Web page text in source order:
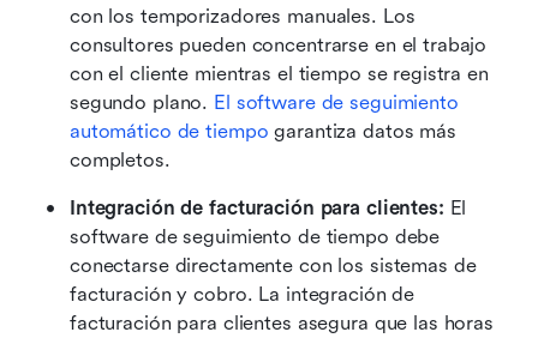
con los temporizadores manuales. Los
consultores pueden concentrarse en el trabajo
con el cliente mientras el tiempo se registra en
segundo plano. El software de seguimiento
automático de tiempo garantiza datos más
completos.
Integración de facturación para clientes: El
software de seguimiento de tiempo debe
conectarse directamente con los sistemas de
facturación y cobro. La integración de
facturación para clientes asegura que las horas